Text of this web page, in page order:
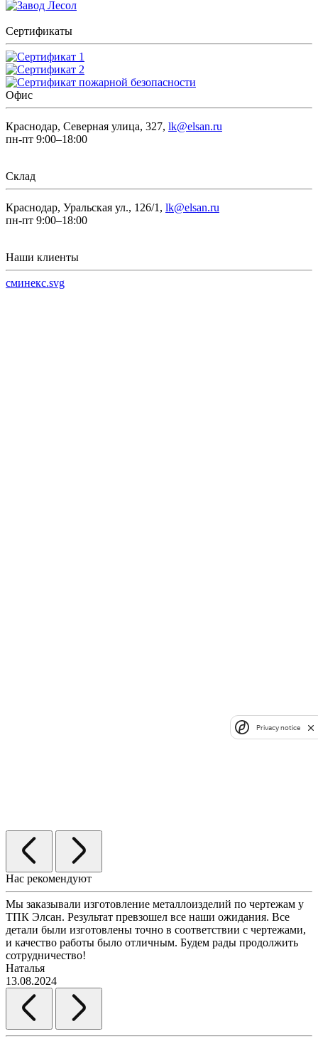
Сертификаты
Офис
Краснодар, Северная улица, 327, lk@elsan.ru
пн-пт 9:00–18:00
Склад
Краснодар, Уральская ул., 126/1, lk@elsan.ru
пн-пт 9:00–18:00
Наши клиенты
сминекс.svg
Нас рекомендуют
Мы заказывали изготовление металлоизделий по чертежам у
ТПК Элсан. Результат превзошел все наши ожидания. Все
детали были изготовлены точно в соответствии с чертежами,
и качество работы было отличным. Будем рады продолжить
сотрудничество!
Наталья
13.08.2024
Privacy notice